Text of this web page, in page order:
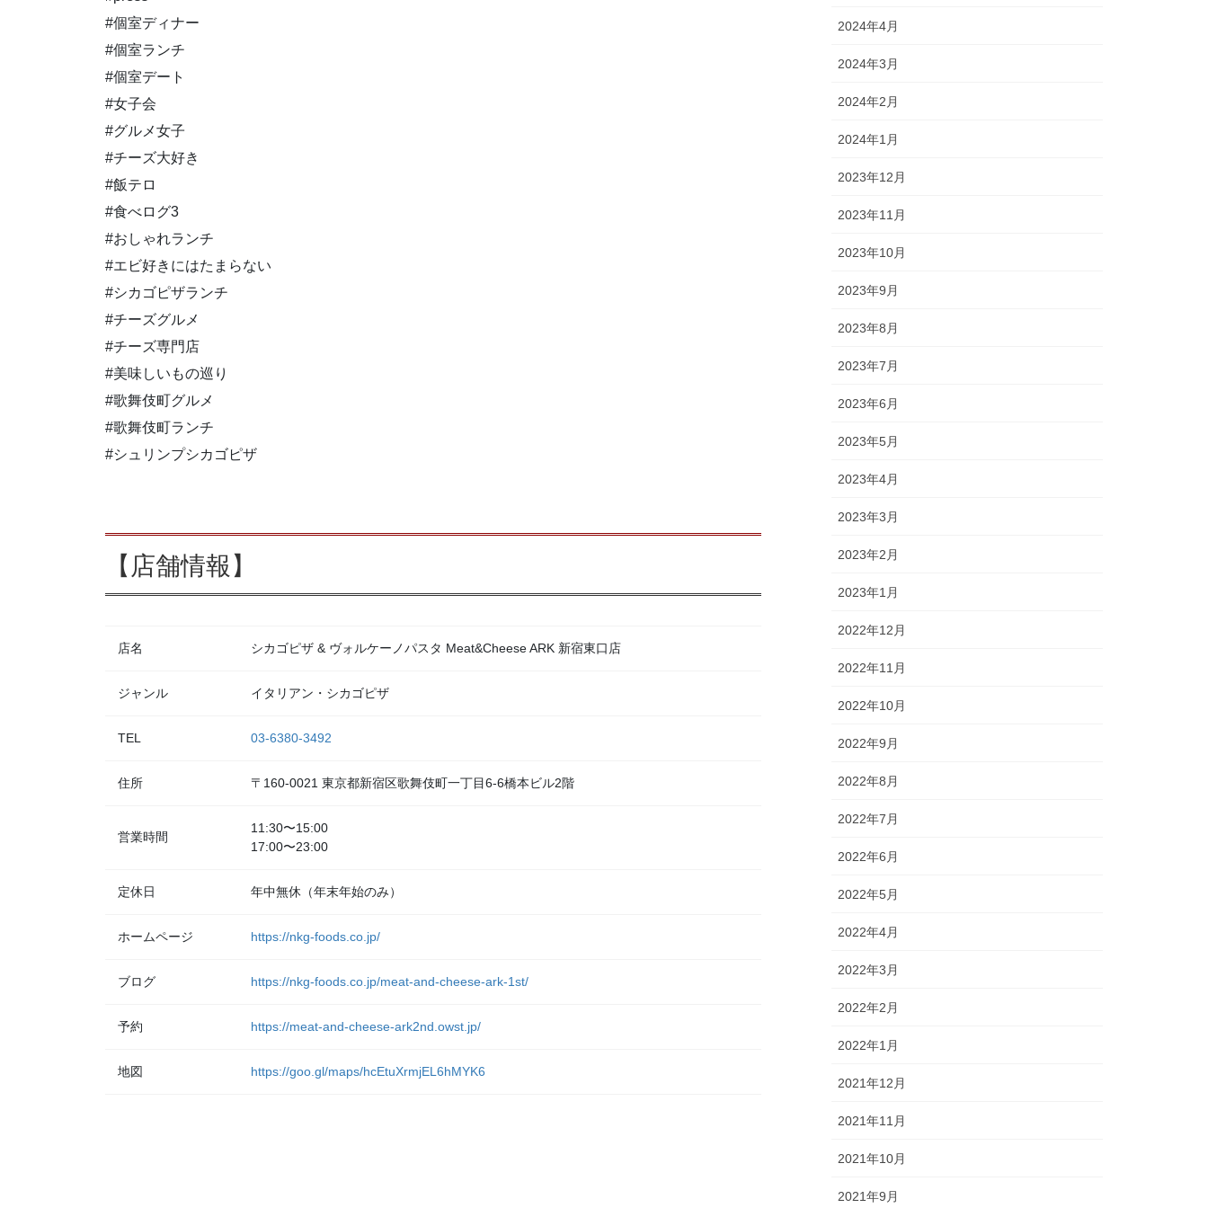
#個室ディナー
#個室ランチ
#個室デート
#女子会
#グルメ女子
#チーズ大好き
#飯テロ
#食べログ3
#おしゃれランチ
#エビ好きにはたまらない
#シカゴピザランチ
#チーズグルメ
#チーズ専門店
#美味しいもの巡り
#歌舞伎町グルメ
#歌舞伎町ランチ
#シュリンプシカゴピザ
【店舗情報】
店名 シカゴピザ & ヴォルケーノパスタ Meat&Cheese ARK 新宿東口店
ジャンル イタリアン・シカゴピザ
TEL 03-6380-3492
住所 〒160-0021 東京都新宿区歌舞伎町一丁目6-6橋本ビル2階
営業時間
11:30〜15:00
17:00〜23:00
定休日 年中無休（年末年始のみ）
ホームページ https://nkg-foods.co.jp/
ブログ https://nkg-foods.co.jp/meat-and-cheese-ark-1st/
予約 https://meat-and-cheese-ark2nd.owst.jp/
地図 https://goo.gl/maps/hcEtuXrmjEL6hMYK6
2024年4月
2024年3月
2024年2月
2024年1月
2023年12月
2023年11月
2023年10月
2023年9月
2023年8月
2023年7月
2023年6月
2023年5月
2023年4月
2023年3月
2023年2月
2023年1月
2022年12月
2022年11月
2022年10月
2022年9月
2022年8月
2022年7月
2022年6月
2022年5月
2022年4月
2022年3月
2022年2月
2022年1月
2021年12月
2021年11月
2021年10月
2021年9月